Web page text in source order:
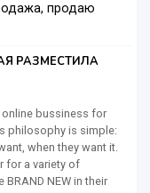
продаю
РАЗМЕСТИЛА
online bussiness for
philosophy is simple:
when they want it.
for a variety of
NEW in their